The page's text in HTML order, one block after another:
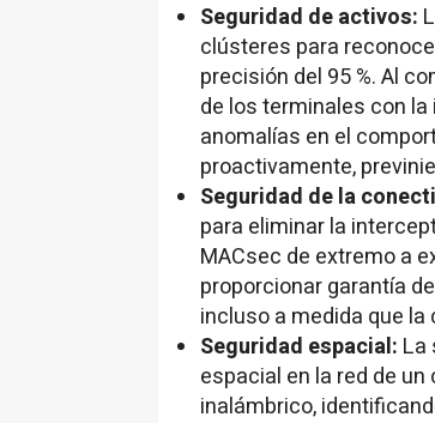
Seguridad de activos:
clústeres para
precisión del 95 %. Al
de los terminales con
anomalías en el
proactivamente,
Seguridad de la
para eliminar la
MACsec de extremo a
proporcionar garantía
incluso a medida que
Seguridad espacial: La
espacial en la red de
inalámbrico,